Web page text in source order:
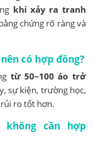
khi xảy ra tranh
chứng rõ ràng và
có hợp đồng?
từ 50–100 áo trở
sự kiện, trường học,
ro tốt hơn.
cần hợp